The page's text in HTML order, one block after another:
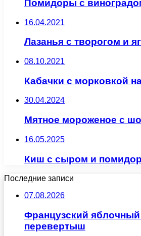
Помидоры с
16.04.2021
Лазанья с творогом и
08.10.2021
Кабачки с морковкой
30.04.2024
Мятное мороженое с
16.05.2025
Киш с сыром и
Последние записи
07.08.2026
Французский яблочный
перевертыш